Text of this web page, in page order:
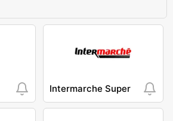
Intermarche Super